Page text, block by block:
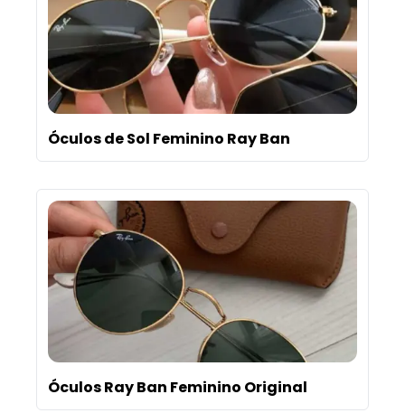
Óculos de Sol Feminino Ray Ban
Óculos Ray Ban Feminino Original